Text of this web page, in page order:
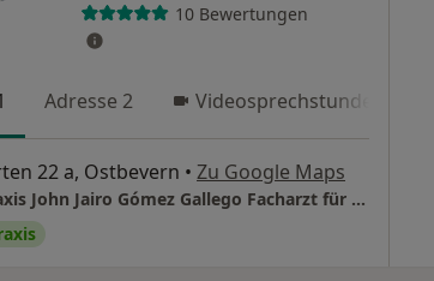
10 Bewertungen
Adresse 2 Videosprechstunde
22 a, Ostbevern • Zu Google Maps
Privatpraxis John Jairo Gómez Gallego Facharzt für Neurochirurgie